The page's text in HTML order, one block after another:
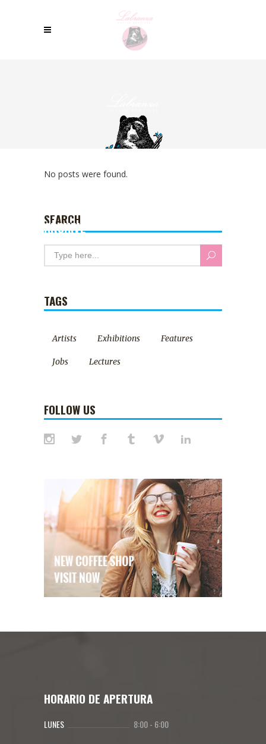
ARCHIVE
No posts were found.
SEARCH
TAGS
Artists Exhibitions Features
Jobs Lectures
FOLLOW US
HORARIO DE APERTURA
LUNES 8:00- 6:00